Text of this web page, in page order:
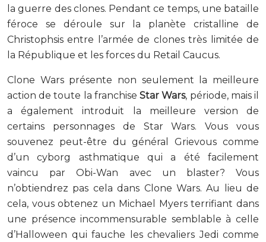
la guerre des clones. Pendant ce temps, une bataille
féroce se déroule sur la planète cristalline de
Christophsis entre l’armée de clones très limitée de
la République et les forces du Retail Caucus.
Clone Wars présente non seulement la meilleure
action de toute la franchiseStar Wars, période, mais il
a également introduit la meilleure version de
certains personnages de Star Wars. Vous vous
souvenez peut-être du général Grievous comme
d’un cyborg asthmatique qui a été facilement
vaincu par Obi-Wan avec un blaster? Vous
n’obtiendrez pas cela dans Clone Wars. Au lieu de
cela, vous obtenez un Michael Myers terrifiant dans
une présence incommensurable semblable à celle
d’Halloween qui fauche les chevaliers Jedi comme